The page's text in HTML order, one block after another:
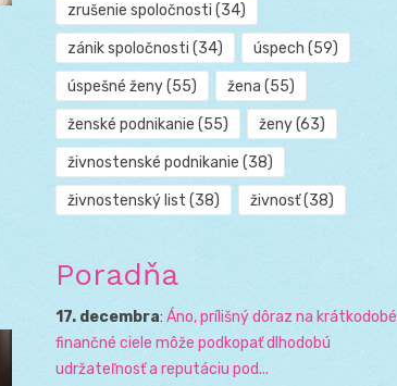
zrušenie spoločnosti (34)
zánik spoločnosti (34) úspech (59)
úspešné ženy(55) žena (55)
ženské podnikanie (55) ženy(63)
živnostenské podnikanie (38)
živnostenský list (38) živnosť(38)
Poradňa
17. decembra: Áno, prílišný dôraz na krátkodobé
finančné ciele môže podkopať dlhodobú
udržateľnosť a reputáciu pod...